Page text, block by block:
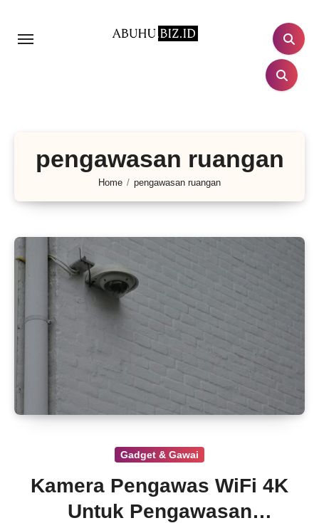
pengawasan ruangan
Home pengawasan ruangan
Gadget & Gawai
Kamera Pengawas WiFi 4K
Untuk Pengawasan